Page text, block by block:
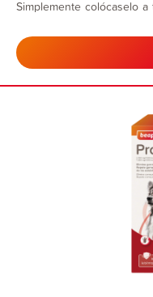
Simplemente colócaselo
Flebótomos 5 meses y